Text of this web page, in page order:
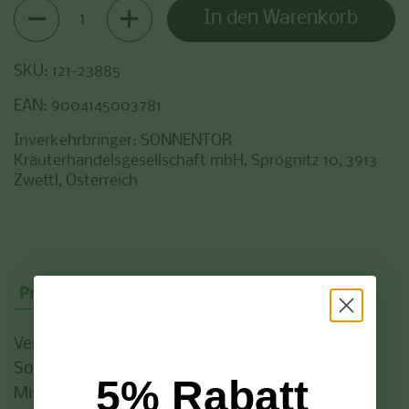
Anzahl
In den Warenkorb
SKU: 121-23885
EAN: 9004145003781
Inverkehrbringer: SONNENTOR
Kräuterhandelsgesellschaft mbH, Sprögnitz 10, 3913
Zwettl, Österreich
Produktbeschreibung Produktinformationen
Verleihe deinen Gerichten eine feurige Note mit
Sonnentor Bio Scharfmacher Gewürz Blüten
Mischung!
5% Rabatt